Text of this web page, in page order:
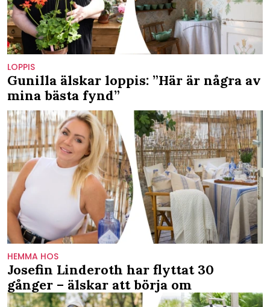
LOPPIS
Gunilla älskar loppis: ”Här är några av
mina bästa fynd”
HEMMA HOS
Josefin Linderoth har flyttat 30
gånger – älskar att börja om